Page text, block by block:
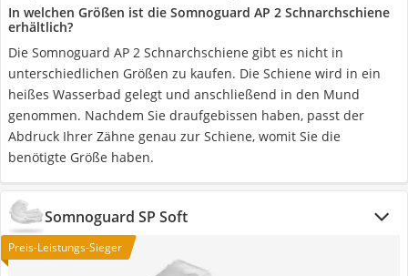
In welchen Größen ist die Somnoguard AP 2 Schnarchschiene
erhältlich?
Die Somnoguard AP 2 Schnarchschiene gibt es nicht in
unterschiedlichen Größen zu kaufen. Die Schiene wird in ein
heißes Wasserbad gelegt und anschließend in den Mund
genommen. Nachdem Sie draufgebissen haben, passt der
Abdruck Ihrer Zähne genau zur Schiene, womit Sie die
benötigte Größe haben.
Somnoguard SP Soft
Preis-Leistungs-Sieger